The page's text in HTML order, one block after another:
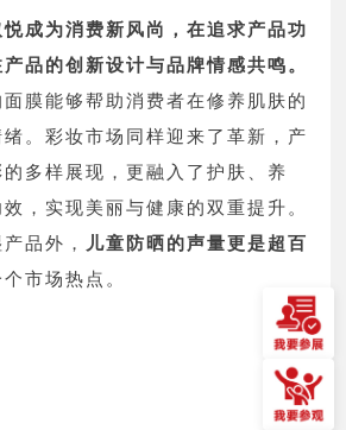
成为消费新风尚，在追求产品功
品的创新设计与品牌情感共鸣。
膜能够帮助消费者在修养肌肤的
绪。彩妆市场同样迎来了革新，产
多样展现，更融入了护肤、养
，实现美丽与健康的双重提升。
品外， 儿童防晒的声量更是超百
市场热点 。